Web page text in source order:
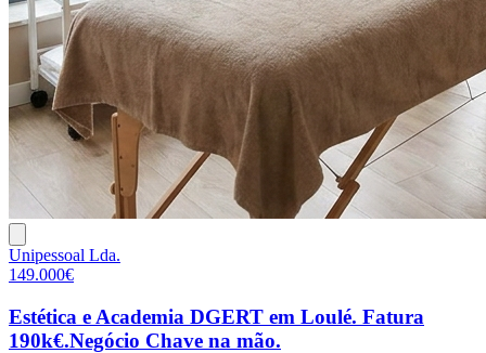
Unipessoal Lda.
149.000€
Estética e Academia DGERT em Loulé. Fatura
190k€.Negócio Chave na mão.